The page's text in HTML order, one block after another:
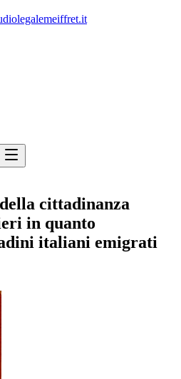
cittadinanza
in quanto
italiani emigrati